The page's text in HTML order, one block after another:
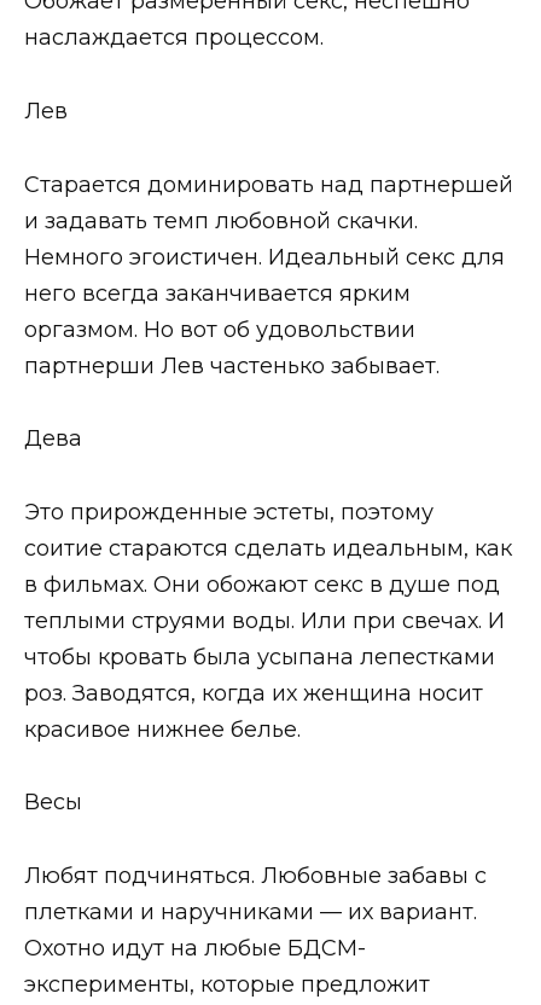
наслаждается процессом.
Лев
Старается доминировать над партнершей
и задавать темп любовной скачки.
Немного эгоистичен. Идеальный секс для
него всегда заканчивается ярким
оргазмом. Но вот об удовольствии
партнерши Лев частенько забывает.
Дева
Это прирожденные эстеты, поэтому
соитие стараются сделать идеальным, как
в фильмах. Они обожают секс в душе под
теплыми струями воды. Или при свечах. И
чтобы кровать была усыпана лепестками
роз. Заводятся, когда их женщина носит
красивое нижнее белье.
Весы
Любят подчиняться. Любовные забавы с
плетками и наручниками — их вариант.
Охотно идут на любые БДСМ-
эксперименты, которые предложит